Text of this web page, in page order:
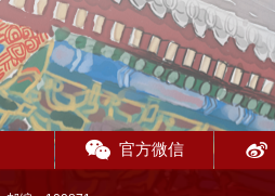
官方微信